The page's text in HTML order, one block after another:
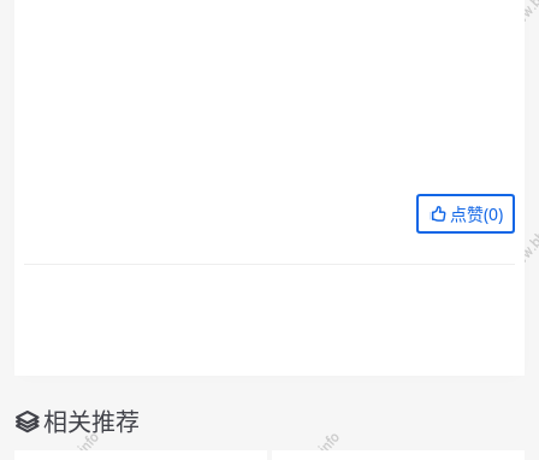
点赞(0)
相关推荐